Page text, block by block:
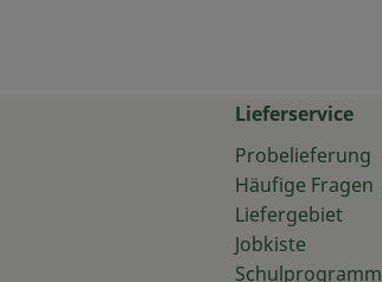
Lieferservice
Probelieferung
Häufige Fragen
Liefergebiet
Jobkiste
Schulprogramm